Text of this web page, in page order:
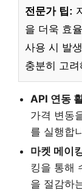
전문가 팁:
을 더욱 효
사용 시 발
충분히 고
API 연동
가격 변동
를 실행합
마켓 메이
킹을 통해
을 절감하